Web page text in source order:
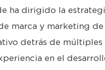
ha dirigido la
marca y marketing
detrás de múltiples
en el